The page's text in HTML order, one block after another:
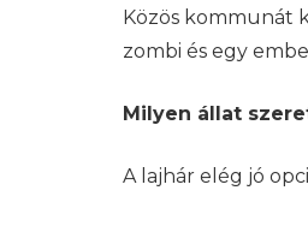
Közös kommunát
zombi és egy
Milyen állat
A lajhár elég jó